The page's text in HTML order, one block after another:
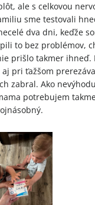
ale s celkovou
sme testovali
dva dni, keďže
to bez problémov,
prišlo takmer ihneď.
pri ťažšom
zabral. Ako
potrebujem